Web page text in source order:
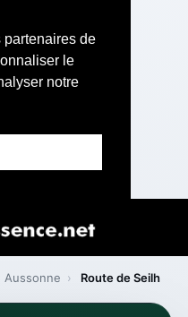
partenaires de
le
notre
Aussonne › Route de Seilh